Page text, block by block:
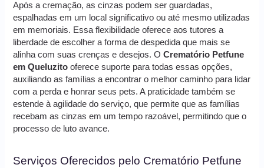
Após a cremação, as cinzas podem ser guardadas,
espalhadas em um local significativo ou até mesmo utilizadas
em memoriais. Essa flexibilidade oferece aos tutores a
liberdade de escolher a forma de despedida que mais se
alinha com suas crenças e desejos. OCrematório Petfune
em Queluzito oferece suporte para todas essas opções,
auxiliando as famílias a encontrar o melhor caminho para lidar
com a perda e honrar seus pets. A praticidade também se
estende à agilidade do serviço, que permite que as famílias
recebam as cinzas em um tempo razoável, permitindo que o
processo de luto avance.
Serviços Oferecidos pelo Crematório Petfune